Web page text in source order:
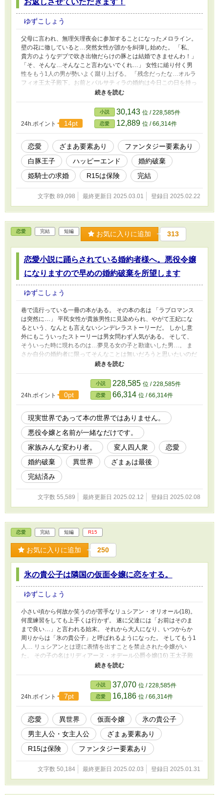
お返しさせていただきます！
ゆずこしょう
父母に言われ、無理矢理夜会に参加することになったメロライン。
壁の花に徹していると…突然女性が誰かを糾弾し始めた。 「私、
貴方のようなデブで吹き出物だらけの豚とは結婚できませんわ！」
「そ、そんな…そんなこと言わないでくれ…」 女性に縋り付く男
性をもう1人の男が勢いよく蹴り上げる。 「残念だったな…オルラ
フィオ王太子殿下。お前とパルサティラの婚約は今日この日を持っ
て破棄させてもらおう。」 一人の男が鼻血を出しながら膝から崩
れ落ちた。 「フッ…なんだ。あんな性根の腐ったヤツらなんて放
っておけ。オルラフィオ王太子殿下いいことを考えたぞ。私と婚約
するのはどうだろうか。」 閃いたとばかりにメロラインはオルラ
フィオに求婚を迫ったのであった。
24h.ポイント 14pt
小説 30,143 位 / 228,585件
恋愛 12,889 位 / 66,314件
恋愛 ざまあ要素あり
ファンタジー要素あり
白豚王子
ハッピーエンド
婚約破棄
姫騎士の求婚
R15は保険 完結
文字数 89,098 最終更新日 2025.03.01 登録日 2025.02.22
恋愛 完結 短編 お気に入りに追加 313
恋愛小説に踊らされている婚約者様へ。悪役令嬢
になりますので早めの婚約破棄を所望します
ゆずこしょう
巷で流行っている一冊の本がある。 その本の名は 「ラブロマンス
は突然に…」 平民女性が貴族男性に見染められ、やがて王妃にな
るという、なんとも言えないシンデレラストーリーだ。 しかし意
外にもこういったストーリーは男女問わず人気がある。 そして、
そういった時に現れるのは…夢見る女の子と勘違いした男…。 ま
さか自分の婚約者に限ってそんなことは無いだろうと思いたいのだ
が… 「いったたたたた…すみませぇーん。大丈夫ですか？」 「す
まない…君こそ大丈夫だったかい？」 って、そんなベタベタな始
まりあってたまるか！ と思っているのも束の間。まさかのベタベ
タな展開が始まったのである。
24h.ポイント
0pt
小説 228,585 位 / 228,585件
恋愛 66,314 位 / 66,314件
現実世界であって本の世界ではありません。
悪役令嬢と名前が一緒なだけです。
家族みんな変わり者。
変人四人衆
恋愛
婚約破棄
異世界
ざまぁは最後
完結済み
文字数 55,589 最終更新日 2025.02.12 登録日 2025.02.08
恋愛 完結 短編 R15
お気に入りに追加 250
氷の貴公子は隣国の仮面令嬢に恋をする。
ゆずこしょう
小さい頃から何故か笑うのが苦手なリュシアン・オリオール(18)。
何度練習をしても上手くは行かず。 遂に父達には「お前はそのま
まで良い…」と言われる始末。 それから大人になり、いつからか
周りからは「氷の貴公子」と呼ばれるようになった。 そしてもう1
人… リュシアンとは逆に表情を出すことを禁止された令嬢がい
た。 その子の名はリディアーヌ・オデール公爵令嬢(16) 王太子殿
下の婚約者としてずっと王太子妃教育を受けてきたリディアーヌ。
少し後ろを歩くのが基本です。」 「貴族の令嬢としてできないこ
とがあっては行けません。全て完璧にこなせるようにしなさい。」
王太子妃教育を始めてから、次第に表情が抜け落ち、いつからか仮
面令嬢と呼ばれるようになった。 そんな2人がひょんな事から出会
い、ひょんな事から恋に落ちる物語。
24h.ポイント 7pt
小説 37,070 位 / 228,585件
恋愛 16,186 位 / 66,314件
恋愛 異世界 仮面令嬢
氷の貴公子
男主人公・女主人公
ざまぁ要素あり
R15は保険
ファンタジー要素あり
文字数 50,184 最終更新日 2025.02.03 登録日 2025.01.31